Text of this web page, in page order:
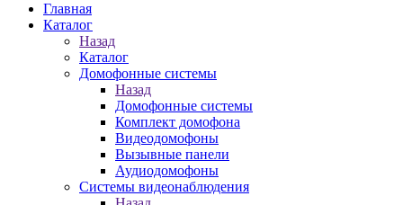
Главная
Каталог
Назад
Каталог
Домофонные системы
Назад
Домофонные системы
Комплект домофона
Видеодомофоны
Вызывные панели
Аудиодомофоны
Системы видеонаблюдения